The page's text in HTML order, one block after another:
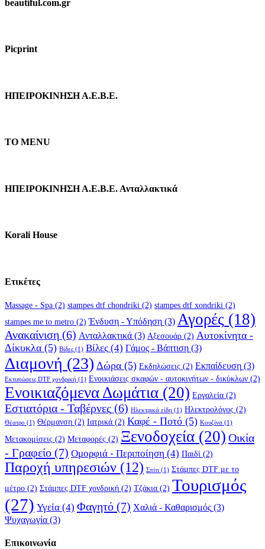
beautiful.com.gr
Picprint
ΗΠΕΙΡΟΚΙΝΗΣΗ Α.Ε.Β.Ε.
TO MENU
ΗΠΕΙΡΟΚΙΝΗΣΗ Α.Ε.Β.Ε. Ανταλλακτικά
Κorali Ηouse
Ετικέτες
Massage - Spa (2) stampes dtf chondriki (2) stampes dtf xondriki (2)
stampes me to metro (2) Ένδυση - Υπόδηση (3) Αγορές (18)
Ανακαίνιση (6) Ανταλλακτικά (3) Αξεσουάρ (2) Αυτοκίνητα -
Δίκυκλα (5) Βίδες (1) Βίλες (4) Γάμος - Βάπτιση (3)
Διαμονή (23) Δώρα (5) Εκδηλώσεις (2) Εκπαίδευση (3)
Εκτυπώσεις DTF χονδρική (1) Ενοικιάσεις σκαφών - αυτοκινήτων - δικύκλων (2)
Ενοικιαζόμενα Δωμάτια (20) Εργαλεία (2)
Εστιατόρια - Ταβέρνες (6) Ηλεκτρικά είδη (1) Ηλεκτρολόγος (2)
Θέατρο (1) Θέρμανση (2) Ιατρικά (2) Καφέ - Ποτό (5) Κουζίνα (1)
Μετακομίσεις (2) Μεταφορές (2) Ξενοδοχεία (20) Οικία
- Γραφείο (7) Ομορφιά - Περιποίηση (4) Παιδί (2)
Παροχή υπηρεσιών (12) Σπίτι (1) Στάμπες DTF με το
μέτρο (2) Στάμπες DTF χονδρική (2) Τζάκια (2) Τουρισμός
(27) Υγεία (4) Φαγητό (7) Χαλιά - Καθαρισμός (3)
Ψυχαγωγία (3)
Επικοινωνία